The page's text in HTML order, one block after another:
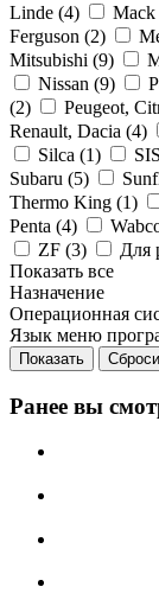
Linde (4) Mack
Ferguson (2)
Mitsubishi (9)
Nissan (9)
(2) Peugeot,
Renault, Dacia (4)
Silca (1)
Subaru (5)
Thermo King (1)
Penta (4)
ZF (3) Для
Показать все
Назначение
Операционная
Язык меню
Ранее вы